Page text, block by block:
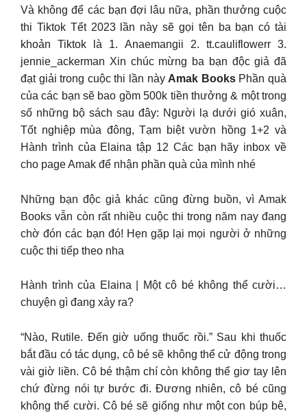
Và không để các bạn đợi lâu nữa, phần thưởng cuộc
thi Tiktok Tết 2023 lần này sẽ gọi tên ba bạn có tài
khoản Tiktok là 1. Anaemangii 2. tt.cauliflowerr 3.
jennie_ackerman Xin chúc mừng ba bạn độc giả đã
đạt giải trong cuộc thi lần nàyAmak BooksPhần quà
của các bạn sẽ bao gồm 500k tiền thưởng & một trong
số những bộ sách sau đây: Người lạ dưới gió xuân,
Tốt nghiệp mùa đông, Tạm biệt vườn hồng 1+2 và
Hành trình của Elaina tập 12 Các bạn hãy inbox về
cho page Amak để nhận phần quà của mình nhé
Những bạn độc giả khác cũng đừng buồn, vì Amak
Books vẫn còn rất nhiều cuộc thi trong năm nay đang
chờ đón các bạn đó! Hẹn gặp lại mọi người ở những
cuộc thi tiếp theo nha
Hành trình của Elaina | Một cô bé không thể cười…
chuyện gì đang xảy ra?
“Nào, Rutile. Đến giờ uống thuốc rồi.” Sau khi thuốc
bắt đầu có tác dụng, cô bé sẽ không thể cử động trong
vài giờ liền. Cô bé thậm chí còn không thể giơ tay lên
chứ đừng nói tự bước đi. Đương nhiên, cô bé cũng
không thể cười. Cô bé sẽ giống như một con búp bê,